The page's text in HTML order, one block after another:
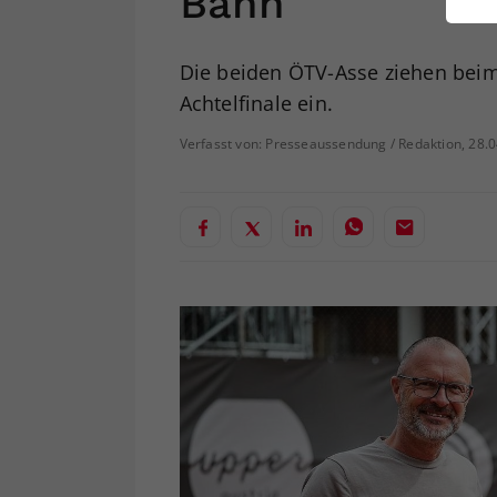
Die beiden ÖTV-Asse ziehen
Achtelfinale ein.
Verfasst von: Presseaussendung / Redaktion,